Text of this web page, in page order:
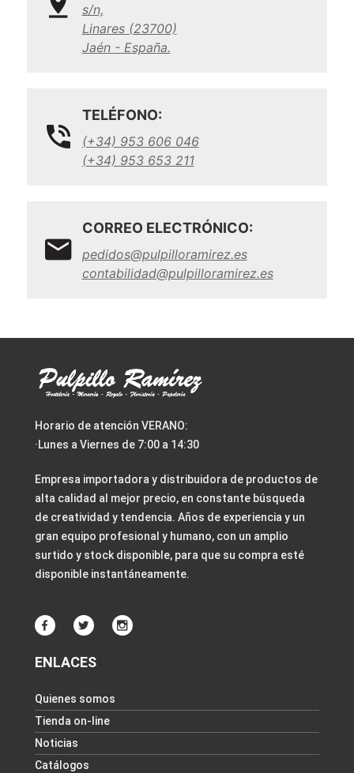
s/n,
Linares (23700)
Jaén - España.
TELÉFONO:
(+34) 953 606 046
(+34) 953 653 211
CORREO ELECTRÓNICO:
pedidos@pulpilloramirez.es
contabilidad@pulpilloramirez.es
Horario de atención VERANO:
·Lunes a Viernes de 7:00 a 14:30
Empresa importadora y distribuidora de productos de
alta calidad al mejor precio, en constante búsqueda
de creatividad y tendencia. Años de experiencia y un
gran equipo profesional y humano, con un amplio
surtido y stock disponible, para que su compra esté
disponible instantáneamente.
ENLACES
Quienes somos
Tienda on-line
Noticias
Catálogos